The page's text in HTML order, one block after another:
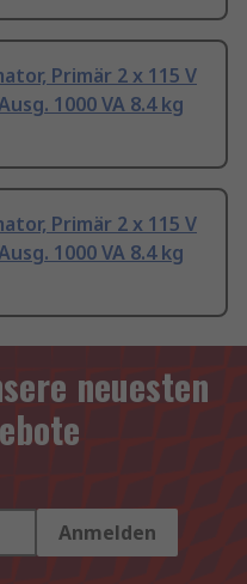
Primär 2 x 115 V
1000 VA 8.4 kg
Primär 2 x 115 V
1000 VA 8.4 kg
neuesten
Anmelden